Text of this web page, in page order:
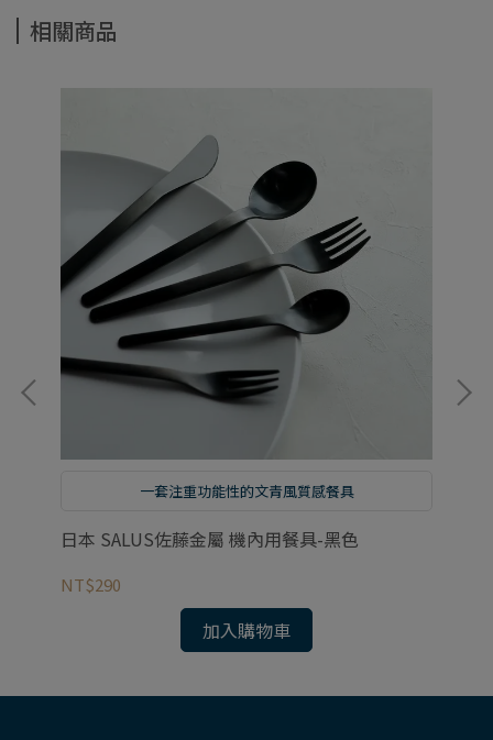
相關商品
一套注重功能性的文青風質感餐具
日本 SALUS佐藤金屬 機內用餐具-黑色
NT$290
加入購物車